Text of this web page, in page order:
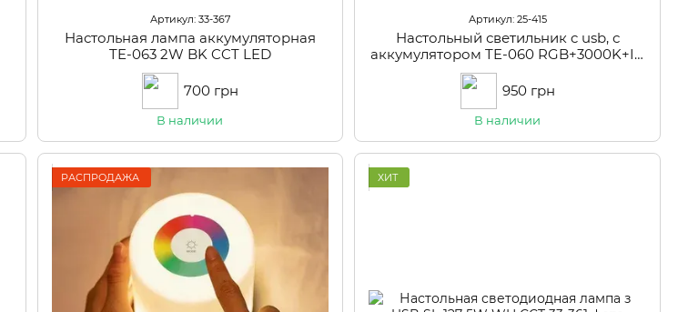
Артикул: 33-367
Настольная лампа аккумуляторная
TE-063 2W BK CCT LED
700 грн
В наличии
Артикул: 25-415
Настольный светильник c usb, с
аккумулятором TE-060 RGB+3000K+IC
USB
950 грн
В наличии
РАСПРОДАЖА ХИТ